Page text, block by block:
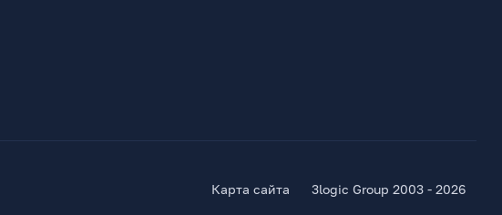
Карта сайта 3logic Group 2003 - 2026